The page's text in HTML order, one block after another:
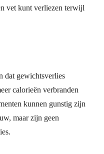
vet kunt verliezen terwijl
dat gewichtsverlies
calorieën verbranden
kunnen gunstig zijn
maar zijn geen